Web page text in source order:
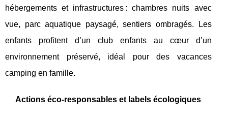
hébergements et infrastructures : chambres nuits avec
vue, parc aquatique paysagé, sentiers ombragés. Les
enfants profitent d’un club enfants au cœur d’un
environnement préservé, idéal pour des vacances
camping en famille.
Actions éco-responsables et labels écologiques